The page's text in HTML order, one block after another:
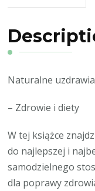
Naturalne
– Zdrowie i diety
W tej książce
do najlepszej i
samodzielnego
dla poprawy